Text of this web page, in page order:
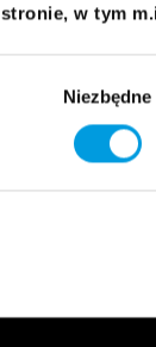
stronie, w tym
Niezbędne